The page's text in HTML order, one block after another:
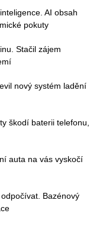
AI obsah
pokuty
Stačil zájem
nový systém ladění
škodí baterii telefonu,
auta na vás vyskočí
Bazénový